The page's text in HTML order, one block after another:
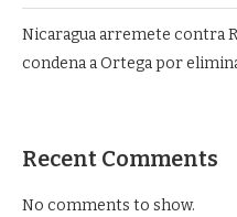
Nicaragua arremete contra
condena a Ortega por
Recent Comments
No comments to show.